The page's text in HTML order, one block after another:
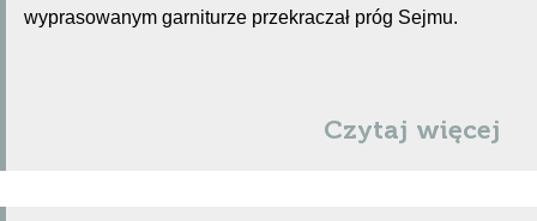
wyprasowanym garniturze przekraczał próg Sejmu.
Czytaj więcej